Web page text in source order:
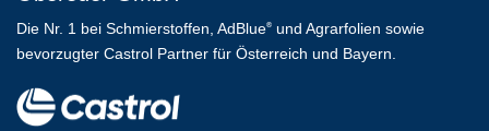
Die Nr. 1 bei Schmierstoffen, AdBlue®
und Agrarfolien sowie
bevorzugter Castrol Partner für Österreich und Bayern.